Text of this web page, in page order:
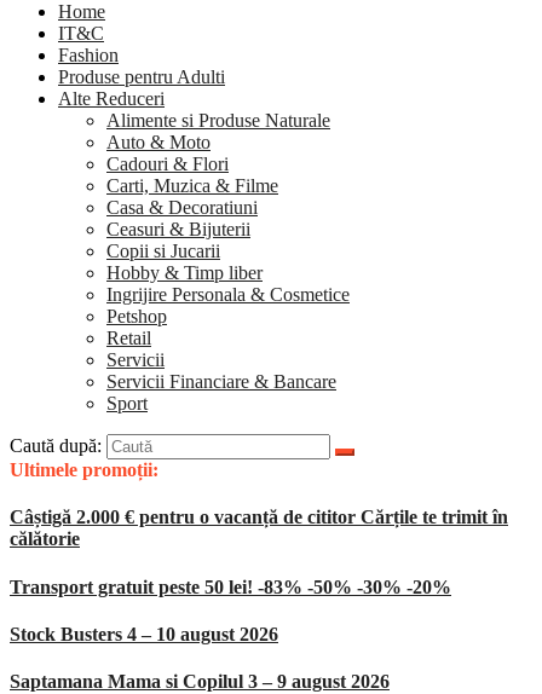
Home
IT&C
Fashion
Produse pentru Adulti
Alte Reduceri
Alimente si Produse Naturale
Auto & Moto
Cadouri & Flori
Carti, Muzica & Filme
Casa & Decoratiuni
Ceasuri & Bijuterii
Copii si Jucarii
Hobby & Timp liber
Ingrijire Personala & Cosmetice
Petshop
Retail
Servicii
Servicii Financiare & Bancare
Sport
Caută după:
Ultimele promoții:
Câștigă 2.000 € pentru o vacanță de cititor Cărțile te trimit în
călătorie
Transport gratuit peste 50 lei! -83% -50% -30% -20%
Stock Busters 4 – 10 august 2026
Saptamana Mama si Copilul 3 – 9 august 2026